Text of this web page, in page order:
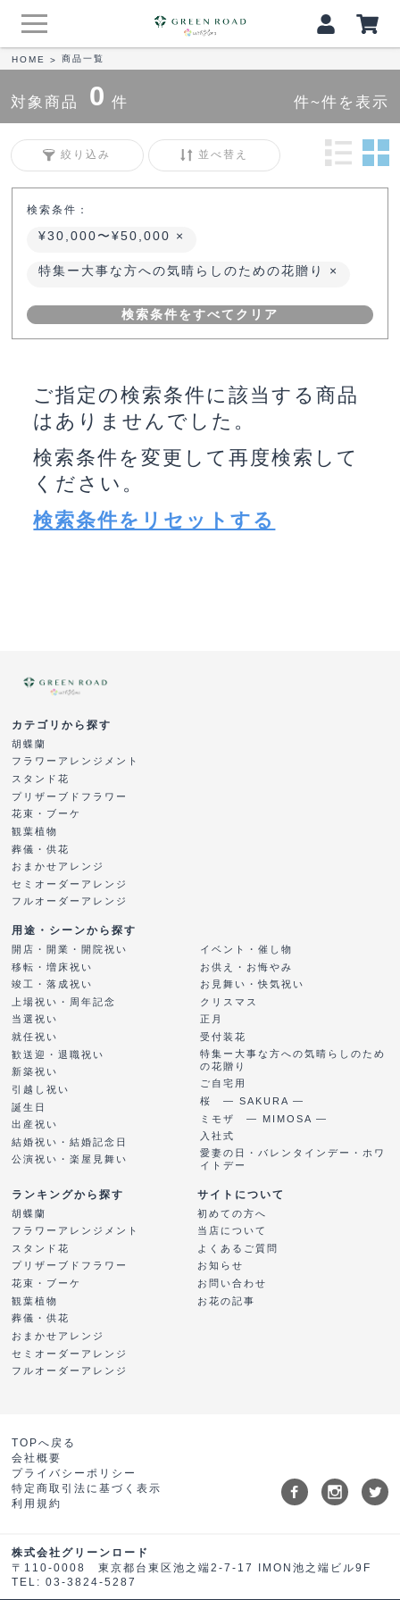
HOME > 商品一覧
対象商品 0 件 件~件を表示
絞り込み 並べ替え
検索条件：
¥30,000〜¥50,000
特集ー大事な方への気晴らしのための花贈り
検索条件をすべてクリア
ご指定の検索条件に該当する商品
はありませんでした。
検索条件を変更して再度検索して
ください。
検索条件をリセットする
カテゴリから探す
胡蝶蘭
フラワーアレンジメント
スタンド花
プリザーブドフラワー
花束・ブーケ
観葉植物
葬儀・供花
おまかせアレンジ
セミオーダーアレンジ
フルオーダーアレンジ
用途・シーンから探す
開店・開業・開院祝い
移転・増床祝い
竣工・落成祝い
上場祝い・周年記念
当選祝い
就任祝い
歓送迎・退職祝い
新築祝い
引越し祝い
誕生日
出産祝い
結婚祝い・結婚記念日
公演祝い・楽屋見舞い
イベント・催し物
お供え・お悔やみ
お見舞い・快気祝い
クリスマス
正月
受付装花
特集ー大事な方への気晴らしのため
の花贈り
ご自宅用
桜 ― SAKURA ―
ミモザ ― MIMOSA ―
入社式
愛妻の日・バレンタインデー・ホワ
イトデー
ランキングから探す
胡蝶蘭
フラワーアレンジメント
スタンド花
プリザーブドフラワー
花束・ブーケ
観葉植物
葬儀・供花
おまかせアレンジ
セミオーダーアレンジ
フルオーダーアレンジ
サイトについて
初めての方へ
当店について
よくあるご質問
お知らせ
お問い合わせ
お花の記事
TOPへ戻る
会社概要
プライバシーポリシー
特定商取引法に基づく表示
利用規約
株式会社グリーンロード
〒110-0008 東京都台東区池之端2-7-17 IMON池之端ビル9F
TEL: 03-3824-5287